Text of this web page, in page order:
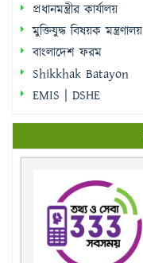
প্রধানমন্ত্রীর কার্যালয়
মুক্তিযুদ্ধ বিষয়ক মন্ত্রণালয়
বাংলাদেশ ফরম
Shikkhak Batayon
EMIS | DSHE